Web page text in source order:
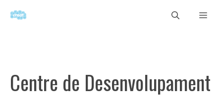
Centre de Desenvolupament